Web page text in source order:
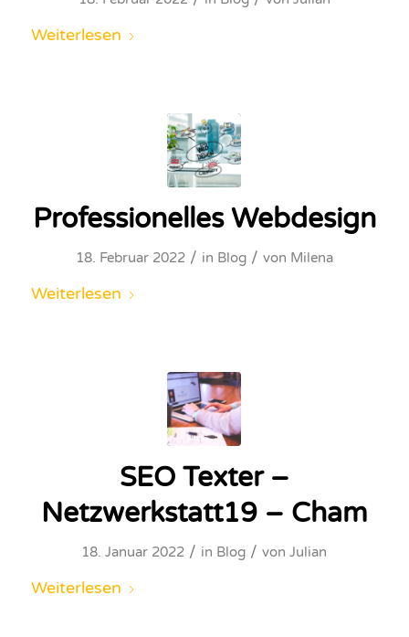
Weiterlesen
Professionelles Webdesign
18. Februar 2022 / in Blog / von Milena
Weiterlesen
SEO Texter –
Netzwerkstatt19 – Cham
18. Januar 2022 / in Blog / vonJulian
Weiterlesen